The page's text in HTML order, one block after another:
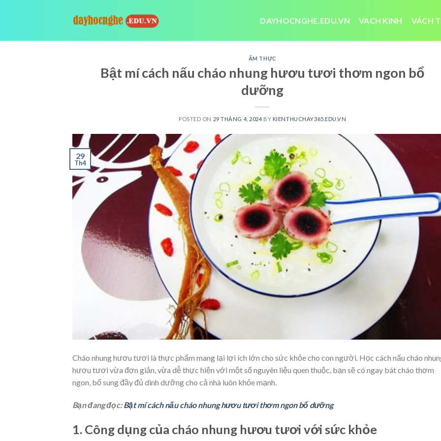
DAYHOCNGHE.EDU.VN VACH KINH VÁCH
ẨM THỰC
Bật mí cách nấu cháo nhung hươu tươi thơm ngon bổ
dưỡng
POSTED ON 29 THÁNG 4, 2024 BY KIENTHUCHAY365.EDU.VN
29
Th4
Cháo nhung hươu tươi là thực phẩm mang lại lợi ích lớn cho sức khỏe cho con người. Học cách nấu cháo
hươu tươi vừa đơn giản, vừa dễ thực hiện với một số nguyên liệu quen thuộc, bạn sẽ có ngay bát cháo thơm
ngon, bổ sung đầy đủ dinh dưỡng cho cả nhà luôn khỏe mạnh.
Bạn đang đọc:Bật mí cách nấu cháo nhung hươu tươi thơm ngon bổ dưỡng
1. Công dụng của cháo nhung hươu tươi với sức khỏe